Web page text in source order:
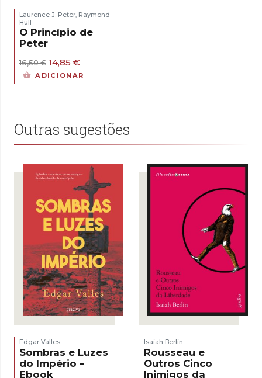
Laurence J. Peter Raymond
Hull
O Princípio de
Peter
16,50€ O
preço
original
14,85 €
preço
atual
ADICIONAR
Outras sugestões
Edgar Valles
Sombras e Luzes
do Império –
Ebook
Isaiah Berlin
Rousseau e
Outros Cinco
Inimigos da